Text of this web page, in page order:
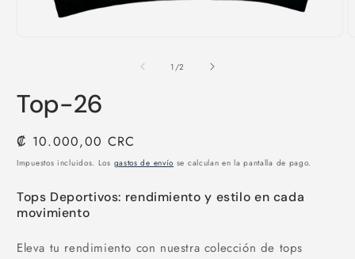
una
ventana
1 /de
2
Top-26
Precio
habitual
₡ 10.000,00 CRC
Impuestos incluidos. Los gastos de envío se calculan en la pantalla de pago.
Tops Deportivos: rendimiento y estilo en cada
movimiento
Eleva tu rendimiento con nuestra colección de tops